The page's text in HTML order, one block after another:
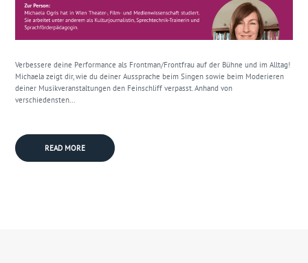
Verbessere deine Performance als Frontman/Frontfrau auf der Bühne und im Alltag!
Michaela zeigt dir, wie du deiner Aussprache beim Singen sowie beim Moderieren
deiner Musikveranstaltungen den Feinschliff verpasst. Anhand von
verschiedensten...
READ MORE